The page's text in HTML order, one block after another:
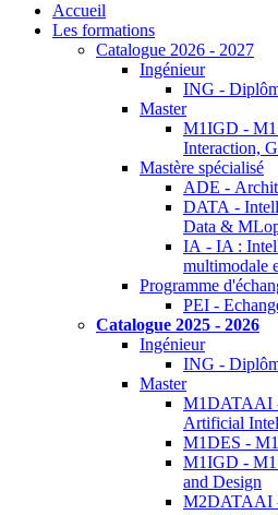
Accueil
Les formations
Catalogue 2026 - 2027
Ingénieur
ING -
Master
M1IGD -
Interaction,
Mastère spécialisé
ADE -
DATA -
Data &
IA - IA :
multimodale
Programme
PEI -
Catalogue 2025 - 2026
Ingénieur
ING -
Master
M1DATAAI
Artificial
M1DES -
M1IGD - M1
and Design
M2DATAAI